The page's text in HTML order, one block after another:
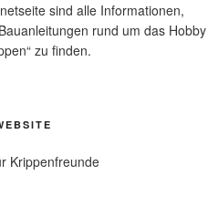
sind alle Informationen,
rund um das Hobby
zu finden.
Krippenfreunde